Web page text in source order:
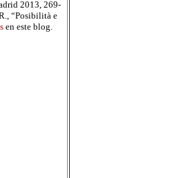
2013, 269-
“Posibilità e
en este blog.